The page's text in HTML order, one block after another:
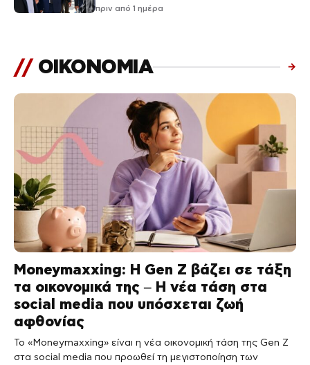
πριν από 1 ημέρα
// ΟΙΚΟΝΟΜΙΑ →
Moneymaxxing: Η Gen Z βάζει σε τάξη
τα οικονομικά της – Η νέα τάση στα
social media που υπόσχεται ζωή
αφθονίας
Το «Moneymaxxing» είναι η νέα οικονομική τάση της Gen Z
στα social media που προωθεί τη μεγιστοποίηση των